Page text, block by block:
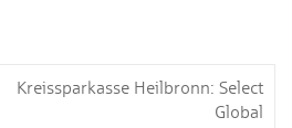
Kreissparkasse Heilbronn: Select
Global